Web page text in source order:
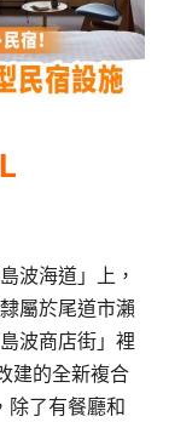
波海道」上，
屬於尾道市瀨
波商店街」裡
建的全新複合
除了有餐廳和